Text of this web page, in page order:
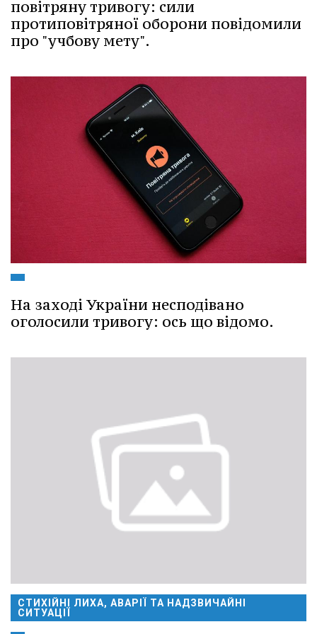
повітряну тривогу: сили
протиповітряної оборони повідомили
про "учбову мету".
На заході України несподівано
оголосили тривогу: ось що відомо.
СТИХІЙНІ ЛИХА, АВАРІЇ ТА НАДЗВИЧАЙНІ
СИТУАЦІЇ